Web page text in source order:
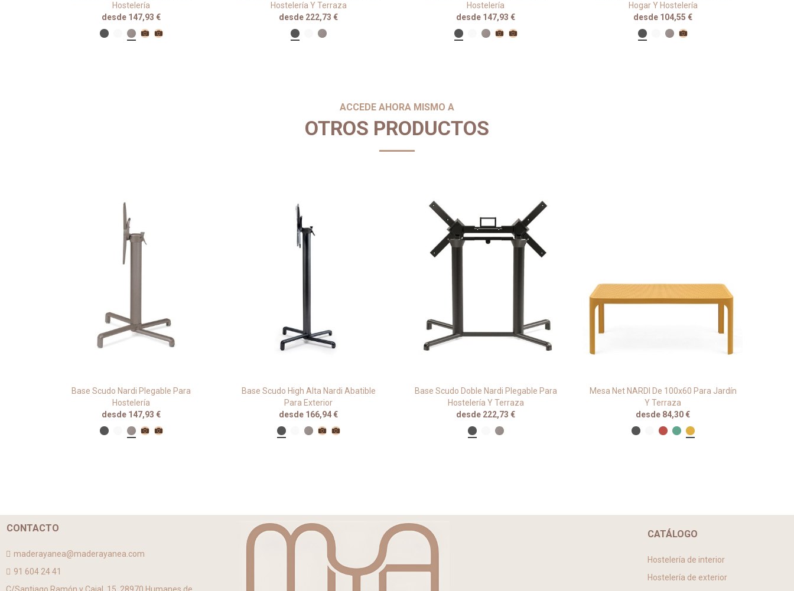
Hostelería
desde 147,93 €
Hostelería Y Terraza
desde 222,73 €
Hostelería
desde 147,93 €
Hogar Y Hostelería
desde 104,55 €
ACCEDE AHORA MISMO A
OTROS PRODUCTOS
Base Scudo Nardi Plegable Para
Hostelería
desde 147,93 €
Base Scudo High Alta Nardi Abatible
Para Exterior
desde 166,94 €
Base Scudo Doble Nardi Plegable Para
Hostelería Y Terraza
desde 222,73 €
Mesa Net NARDI De 100x60 Para Jardín
Y Terraza
desde 84,30 €
CONTACTO
maderayanea@maderayanea.com
91 604 24 41
CATÁLOGO
Hostelería de interior
Hostelería de exterior